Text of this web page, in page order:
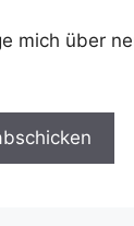
mich über